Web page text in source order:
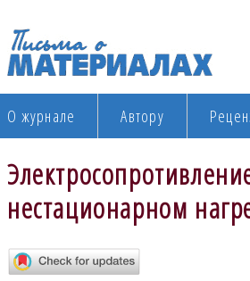
О журнале Автору
нестационарном